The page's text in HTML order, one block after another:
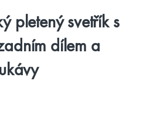
pletený svetřík s
dílem a